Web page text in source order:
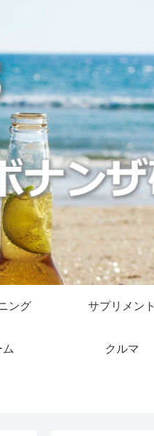
ング サプリメント
クルマ